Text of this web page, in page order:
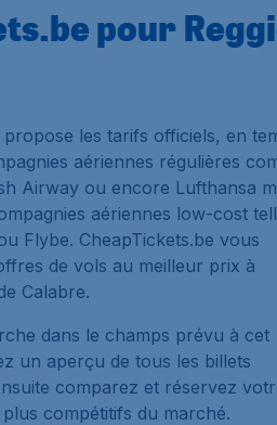
pour
les tarifs officiels, en
aériennes régulières
Airway ou encore Lufthansa
aériennes low-cost
Flybe. CheapTickets.be vous
de vols au meilleur prix à
Calabre.
dans le champs prévu à cet
un aperçu de tous les billets
comparez et réservez
compétitifs du marché.